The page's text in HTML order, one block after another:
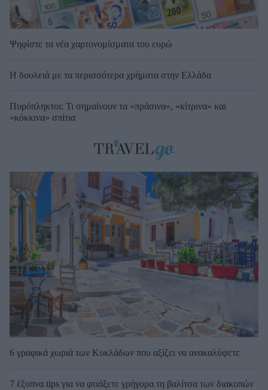
Ψηφίστε τα νέα χαρτονομίσματα του ευρώ
Η δουλειά με τα περισσότερα χρήματα στην Ελλάδα
Πυρόπληκτοι: Τι σημαίνουν τα «πράσινα», «κίτρινα» και
«κόκκινα» σπίτια
6 γραφικά χωριά των Κυκλάδων που αξίζει να ανακαλύψετε
7 έξυπνα tips για να φτιάξετε γρήγορα τη βαλίτσα των διακοπών